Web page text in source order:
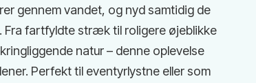
gennem vandet, og nyd samtidig de
Fra fartfyldte stræk til roligere øjeblikke
natur – denne oplevelse
Perfekt til eventyrlystne eller som